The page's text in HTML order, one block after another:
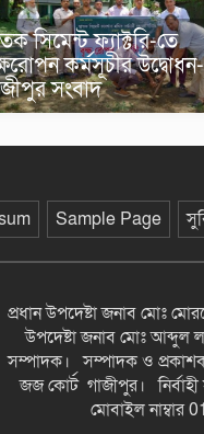
সিমেন্ট ফ্যাক্টরি-তে
কর্মসূচীর উদ্বোধন-
সংবাদ
Sample Page
প্রধান উপদেষ্টা জনাব মোঃ
উপদেষ্টা জনাব মোঃ আব্দুল
সম্পাদক। সম্পাদক ও
জজ কোর্ট গাজীপুর।
মোবাইল